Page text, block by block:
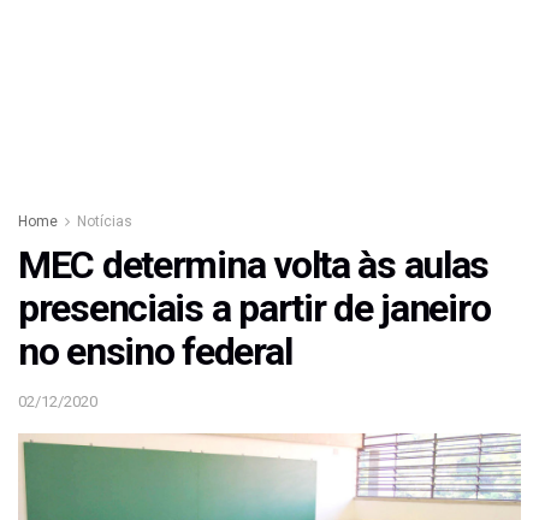
Home Notícias
MEC determina volta às aulas
presenciais a partir de janeiro
no ensino federal
02/12/2020